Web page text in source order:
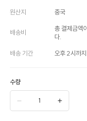
원산지 중국
배송비
총 결제금
다.
배송 기간 오후 2시까
수량